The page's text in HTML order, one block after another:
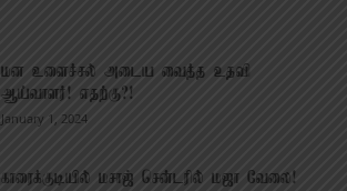
மன உளைச்சல் அடைய வைத்த உதவி
ஆய்வாளர்! எதற்கு?!
January 1, 2024
காரைக்குடியில் மசாஜ் சென்டரில் மஜா வேலை!